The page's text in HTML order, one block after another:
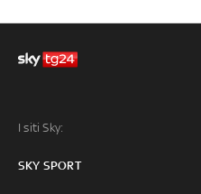
I siti Sky:
SKY SPORT